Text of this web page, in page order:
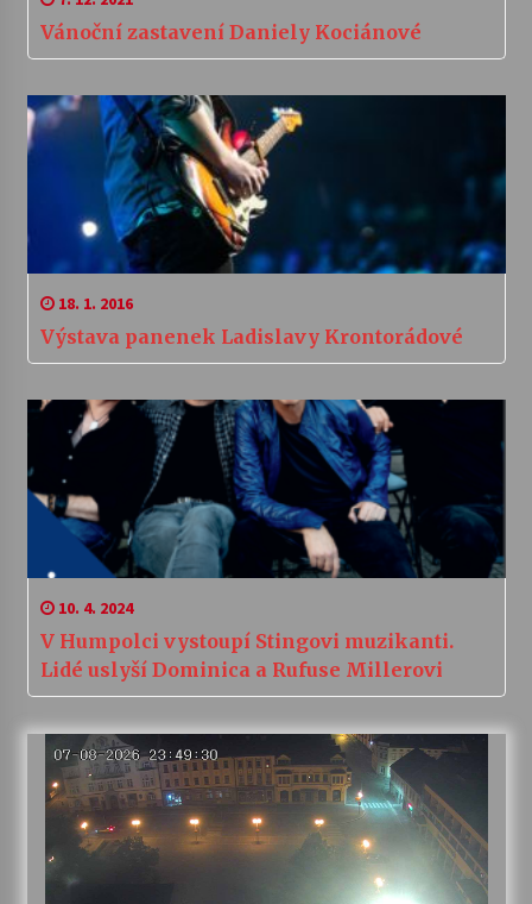
Vánoční zastavení Daniely Kociánové
18. 1. 2016
Výstava panenek Ladislavy Krontorádové
10. 4. 2024
V Humpolci vystoupí Stingovi muzikanti.
Lidé uslyší Dominica a Rufuse Millerovi